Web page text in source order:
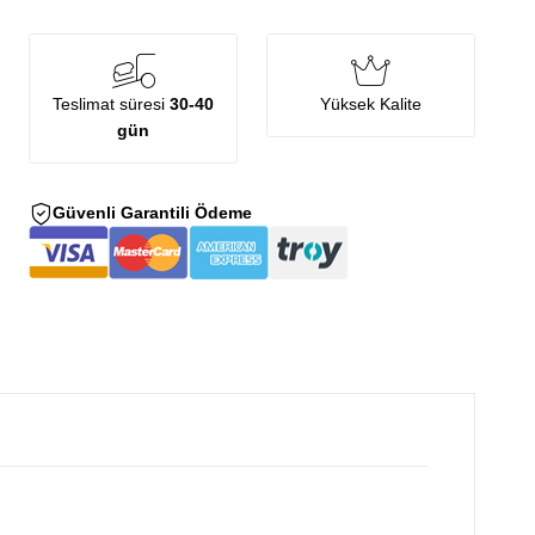
Teslimat süresi30-40
gün
Yüksek Kalite
Güvenli Garantili Ödeme